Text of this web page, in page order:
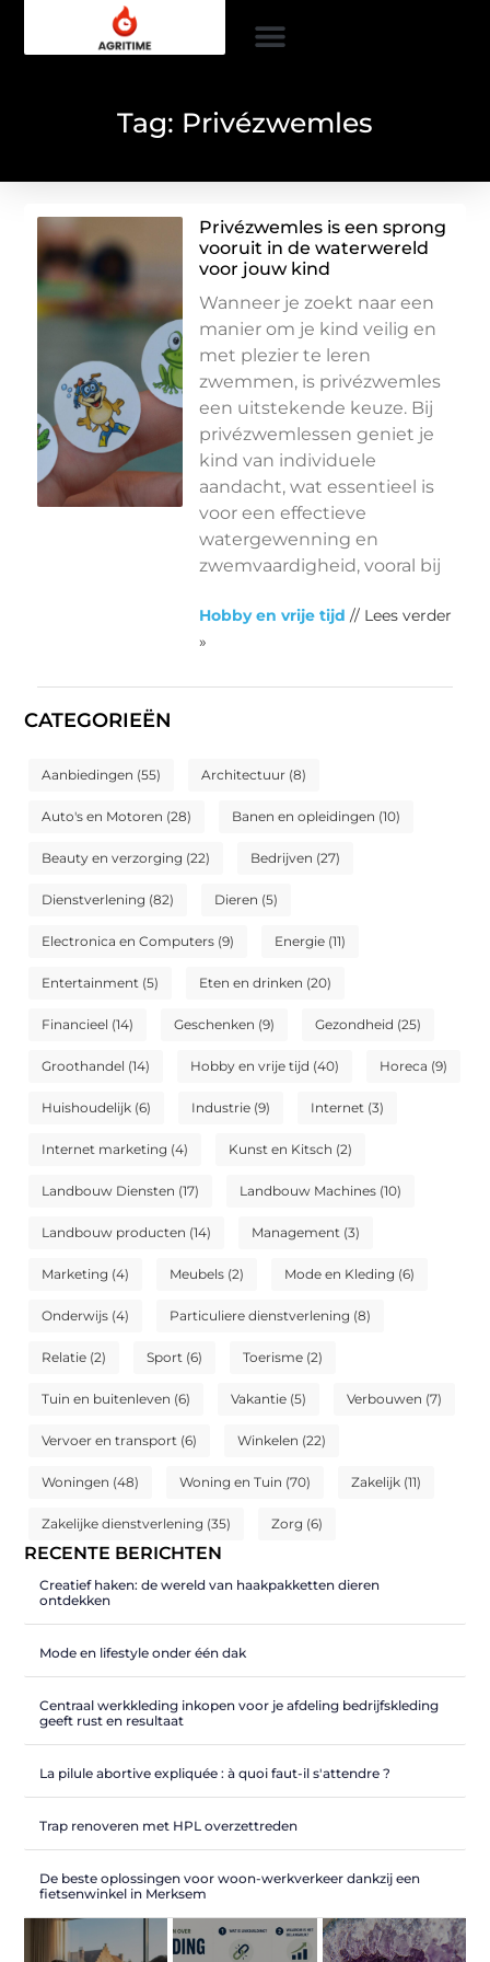
Tag: Privézwemles
CATEGORIEËN
Aanbiedingen (55) Architectuur (8)
Auto's en Motoren (28) Banen en opleidingen (10)
Beauty en verzorging (22) Bedrijven (27)
Dienstverlening (82) Dieren (5)
Electronica en Computers (9) Energie (11)
Entertainment (5) Eten en drinken (20)
Financieel (14) Geschenken (9) Gezondheid (25)
Groothandel (14) Hobby en vrije tijd (40) Horeca (9)
Huishoudelijk (6) Industrie (9) Internet (3)
Internet marketing (4) Kunst en Kitsch (2)
Landbouw Diensten (17) Landbouw Machines (10)
Landbouw producten (14) Management (3)
Marketing (4) Meubels (2) Mode en Kleding (6)
Onderwijs (4) Particuliere dienstverlening (8)
Relatie (2) Sport (6) Toerisme (2)
Tuin en buitenleven (6) Vakantie (5) Verbouwen (7)
Vervoer en transport (6) Winkelen (22)
Woningen (48) Woning en Tuin (70) Zakelijk (11)
Zakelijke dienstverlening (35) Zorg (6)
RECENTE BERICHTEN
Creatief haken: de wereld van haakpakketten dieren
ontdekken
Mode en lifestyle onder één dak
Centraal werkkleding inkopen voor je afdeling bedrijfskleding
geeft rust en resultaat
La pilule abortive expliquée : à quoi faut-il s'attendre ?
Trap renoveren met HPL overzettreden
De beste oplossingen voor woon-werkverkeer dankzij een
fietsenwinkel in Merksem
Privézwemles is een sprong
vooruit in de waterwereld
voor jouw kind
Wanneer je zoekt naar een
manier om je kind veilig en
met plezier te leren
zwemmen, is privézwemles
een uitstekende keuze. Bij
privézwemlessen geniet je
kind van individuele
aandacht, wat essentieel is
voor een effectieve
watergewenning en
zwemvaardigheid, vooral bij
Hobby en vrije tijd // Lees verder
»